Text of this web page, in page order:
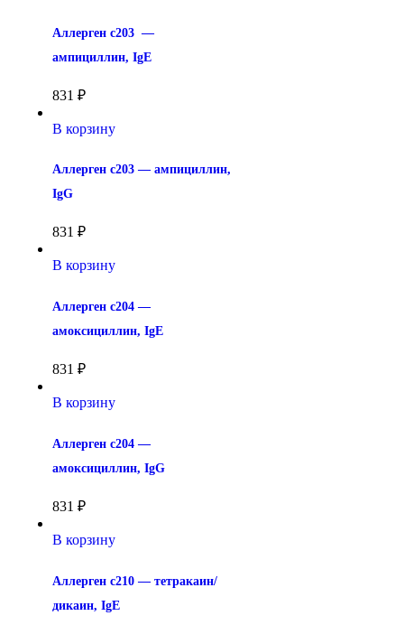
Аллерген c203  —
ампициллин, IgE
831 ₽
В корзину
Аллерген c203 — ампициллин,
IgG
831 ₽
В корзину
Аллерген c204 —
амоксициллин, IgE
831 ₽
В корзину
Аллерген c204 —
амоксициллин, IgG
831 ₽
В корзину
Аллерген c210 — тетракаин/
дикаин, IgE